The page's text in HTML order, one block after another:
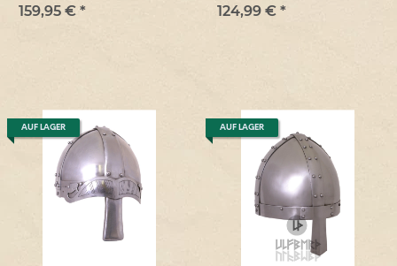
Brünne, 2 mm Stahl
159,95 € * 124,99 € *
AUF LAGER AUF LAGER